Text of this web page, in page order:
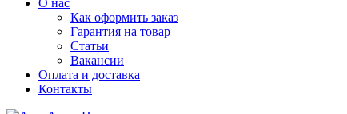
О нас
Как оформить заказ
Гарантия на товар
Статьи
Вакансии
Оплата и доставка
Контакты